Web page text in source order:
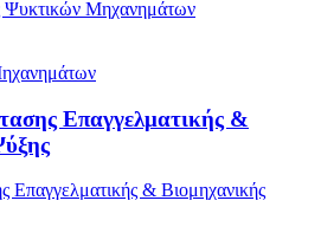
Ψυκτικών Μηχανημάτων
Επαγγελματικής &
Επαγγελματικής & Βιομηχανικής